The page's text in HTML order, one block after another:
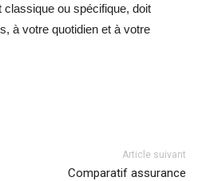
classique ou spécifique, doit
à votre quotidien et à votre
Article suivant
Comparatif assurance